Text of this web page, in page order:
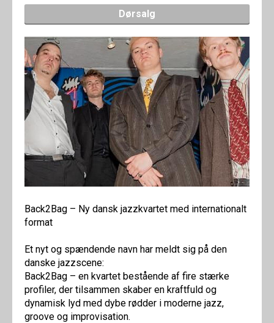
SHOP
Dørsalg
Back2Bag – Ny dansk jazzkvartet med internationalt
format
Et nyt og spændende navn har meldt sig på den
danske jazzscene:
Back2Bag – en kvartet bestående af fire stærke
profiler, der tilsammen skaber en kraftfuld og
dynamisk lyd med dybe rødder i moderne jazz,
groove og improvisation.